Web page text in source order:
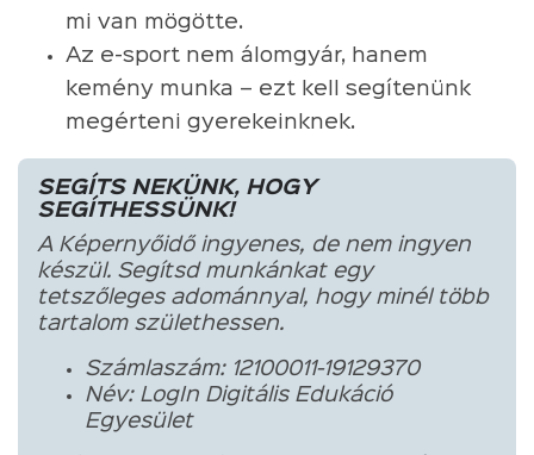
mi van mögötte.
Az e-sport nem álomgyár, hanem
kemény munka – ezt kell segítenünk
megérteni gyerekeinknek.
SEGÍTS NEKÜNK, HOGY
SEGÍTHESSÜNK!
A Képernyőidő ingyenes, de nem ingyen
készül. Segítsd munkánkat egy
tetszőleges adománnyal, hogy minél több
tartalom születhessen.
Számlaszám: 12100011-19129370
Név: LogIn Digitális Edukáció
Egyesület